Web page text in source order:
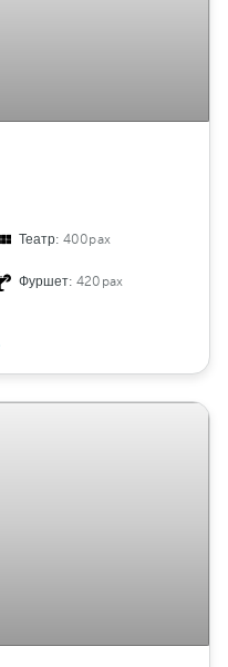
Театр:400pax
Фуршет:420pax